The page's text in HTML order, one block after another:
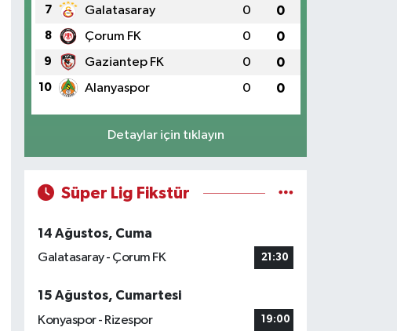
7 Galatasaray 0 0
8 Çorum FK 0 0
9 Gaziantep FK 0 0
10 Alanyaspor 0 0
Detaylar için tıklayın
Süper Lig Fikstür
14 Ağustos, Cuma
Galatasaray - Çorum FK
21:30
15 Ağustos, Cumartesi
Konyaspor - Rizespor
19:00